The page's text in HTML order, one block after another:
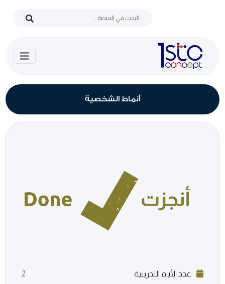
أنماط الشخصية
عدد الأيام التدريبية 2